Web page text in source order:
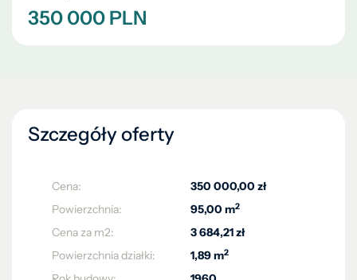
350 000 PLN
Szczegóły oferty
Cena:
350 000,00 zł
Powierzchnia:
95,00 m2
Cena za m2:
3 684,21 zł
Powierzchnia działki:
1,89 m2